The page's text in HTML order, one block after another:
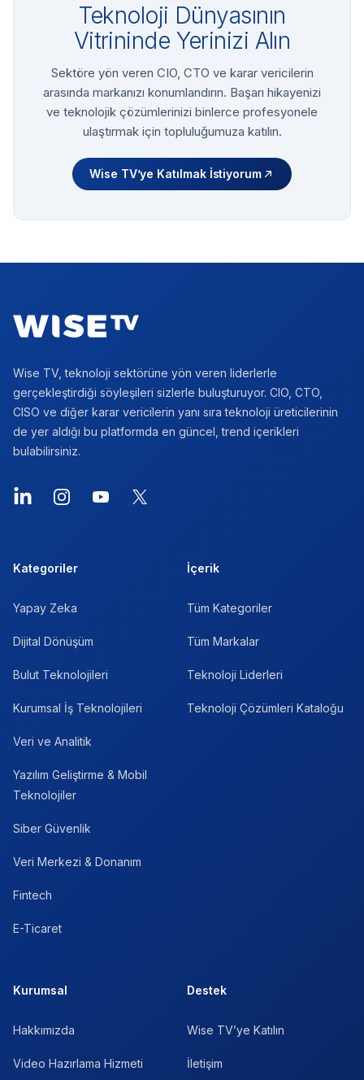
Teknoloji Dünyasının
Vitrininde Yerinizi Alın
Sektöre yön veren CIO, CTO ve karar vericilerin
arasında markanızı konumlandırın. Başarı hikayenizi
ve teknolojik çözümlerinizi binlerce profesyonele
ulaştırmak için topluluğumuza katılın.
Wise TV’ye Katılmak İstiyorum
Wise TV, teknoloji sektörüne yön veren liderlerle
gerçekleştirdiği söyleşileri sizlerle buluşturuyor. CIO, CTO,
CISO ve diğer karar vericilerin yanı sıra teknoloji üreticilerinin
de yer aldığı bu platformda en güncel, trend içerikleri
bulabilirsiniz.
LinkedInInstagramYouTube
X
Kategoriler
Yapay Zeka
Dijital Dönüşüm
Bulut Teknolojileri
Kurumsal İş Teknolojileri
Veri ve Analitik
Yazılım Geliştirme & Mobil
Teknolojiler
Siber Güvenlik
Veri Merkezi & Donanım
Fintech
E-Ticaret
İçerik
Tüm Kategoriler
Tüm Markalar
Teknoloji Liderleri
Teknoloji Çözümleri Kataloğu
Kurumsal
Hakkımızda
Video Hazırlama Hizmeti
Destek
Wise TV’ye Katılın
İletişim